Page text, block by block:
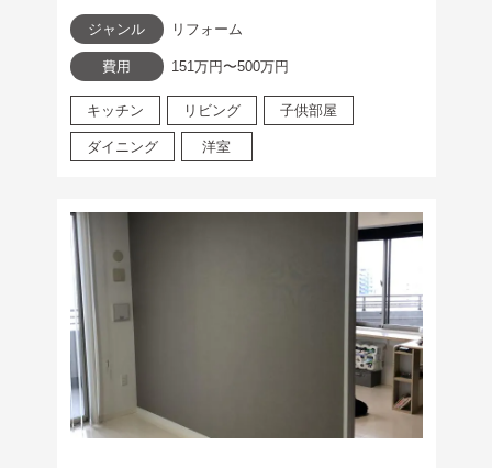
ジャンル リフォーム
費用 151万円〜500万円
キッチン リビング 子供部屋
ダイニング 洋室